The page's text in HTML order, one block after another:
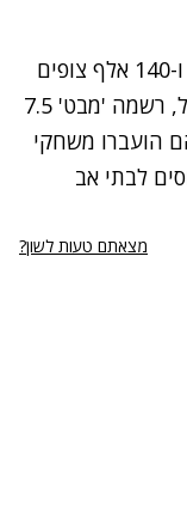
לעומת ממוצעי רייטינג של 6.5 אחוזים ו-140 אלף צופים
בימים שלא שודרו משחקים מליגת העל, רשמה 'מבט' 7.5
בהם הועברו משחקי
לבתי אב
מצאתם טעות לשון?